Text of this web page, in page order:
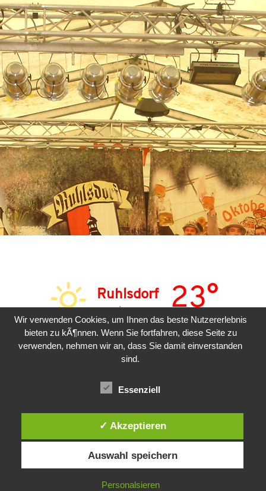
Ruhlsdorf
sonnig 23°
SAM SON MON
Copyright © 2026 | Präsentiert vonAstra-WordPress-Theme
Wir verwenden Cookies, um Ihnen das beste Nutzererlebnis
bieten zu kÃ¶nnen. Wenn Sie fortfahren, diese Seite zu
verwenden, nehmen wir an, dass Sie damit einverstanden
sind.
Essenziell
✓ Akzeptieren
Auswahl speichern
Personalsieren